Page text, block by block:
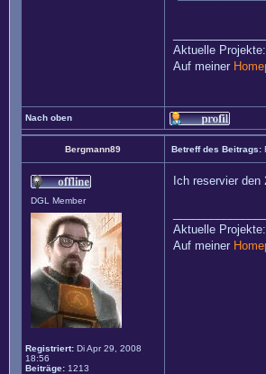
Aktuelle Projekte:
Auf meiner
Nach oben
Bergmann89 Betreff des Beitrags:
DGL Member
Registriert: Di Apr 29, 2008
18:56
Beiträge: 1213
Ich reservier
Aktuelle Projekte:
Auf meiner